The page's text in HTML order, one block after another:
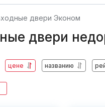
двери Эконом
двери
цене названию